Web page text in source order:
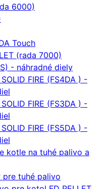
6000)
Touch
(rada 7000)
- náhradné diely
FIRE (FS4DA ) -
FIRE (FS3DA ) -
FIRE (FS5DA ) -
kotle na tuhé palivo a
pre tuhé palivo